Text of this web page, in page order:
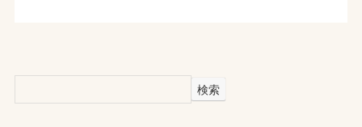
検索